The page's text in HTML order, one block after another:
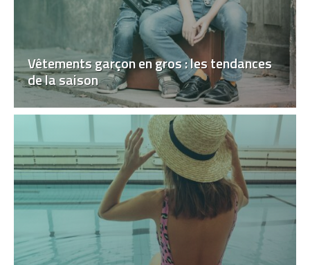
Vêtements garçon en gros : les tendances
de la saison